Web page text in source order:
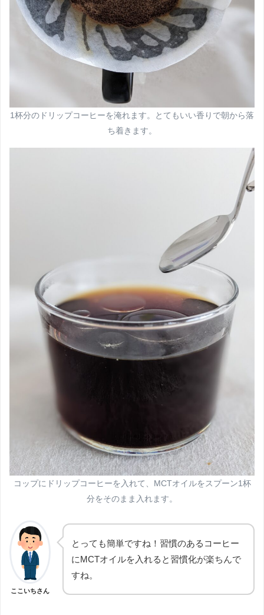
1杯分のドリップコーヒーを淹れます。とてもいい香りで朝から落
ち着きます。
コップにドリップコーヒーを入れて、MCTオイルをスプーン1杯
分をそのまま入れます。
ここいちさん
とっても簡単ですね！習慣のあるコーヒー
にMCTオイルを入れると習慣化が楽ちんで
すね。